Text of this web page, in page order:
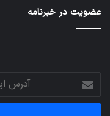
عضویت در خبرنامه
آدرس
ایمیل
خود